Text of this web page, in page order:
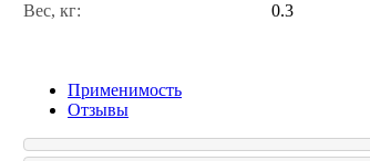
Вес, кг:
0.3
Применимость
Отзывы